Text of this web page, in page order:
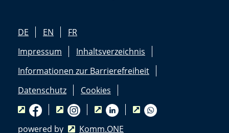
DE EN
FR
Impressum
Inhaltsverzeichnis
Informationen zur Barrierefreiheit
Datenschutz
Cookies
powered by Komm.ONE